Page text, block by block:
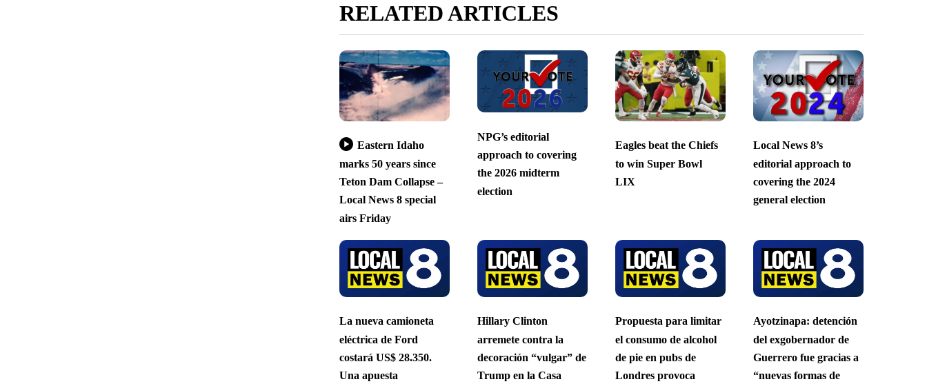
RELATED ARTICLES
Eastern Idaho
marks 50 years since
Teton Dam Collapse –
Local News 8 special
airs Friday
NPG’s editorial
approach to covering
the 2026 midterm
election
Eagles beat the Chiefs
to win Super Bowl
LIX
Local News 8’s
editorial approach to
covering the 2024
general election
La nueva camioneta
eléctrica de Ford
costará US$ 28.350.
Una apuesta
Hillary Clinton
arremete contra la
decoración “vulgar” de
Trump en la Casa
Propuesta para limitar
el consumo de alcohol
de pie en pubs de
Londres provoca
Ayotzinapa: detención
del exgobernador de
Guerrero fue gracias a
“nuevas formas de